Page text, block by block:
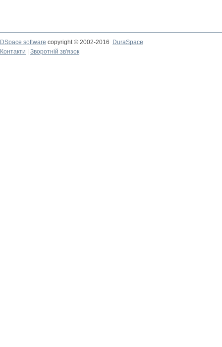
DSpace software copyright © 2002-2016
DuraSpace
Контакти
Зворотній зв'язок